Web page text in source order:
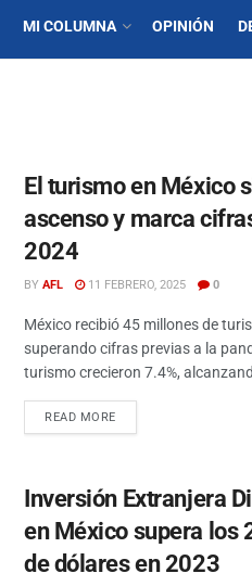
MI COLUMNA OPINIÓN
El turismo en México
ascenso y marca
2024
BY AFL 11 FEBRERO, 2025 0
México recibió 45 millones de
superando cifras previas a la
turismo crecieron 7.4%,
READ MORE
Inversión Extranjera
en México supera los
de dólares en 2023